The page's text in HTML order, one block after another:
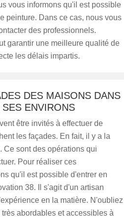
vous informons qu'il est possible
peinture. Dans ce cas, nous vous
des professionnels.
garantir une meilleure qualité de
les délais impartis.
DES MAISONS DANS
ENVIRONS
être invités à effectuer de
les façades. En fait, il y a la
Ce sont des opérations qui
Pour réaliser ces
qu'il est possible d'entrer en
38. Il s'agit d'un artisan
en la matière. N'oubliez
abordables et accessibles à